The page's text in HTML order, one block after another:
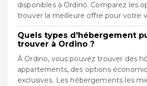
disponibles à Ordino. Comparez les
trouver la meilleure offre pour votre
Quels types d'hébergement
trouver à Ordino ?
À Ordino, vous pouvez trouver des
appartements, des options
exclusives. Les hébergements les